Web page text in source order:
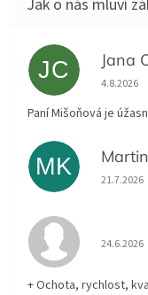
JC Jana
4.8.2026
Paní Mišoňová je
MK
21.7.2026
24.6.2026
+ Ochota, rychlost,